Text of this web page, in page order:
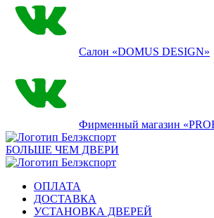
Салон «DOMUS DESIGN»
Фирменный магазин
БОЛЬШЕ ЧЕМ ДВЕРИ
ОПЛАТА
ДОСТАВКА
УСТАНОВКА ДВЕРЕЙ